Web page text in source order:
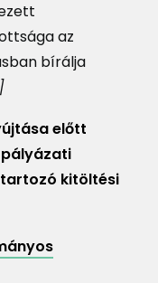
az
bírálja
előtt
kitöltési